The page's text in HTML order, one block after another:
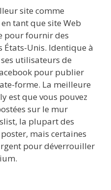
site comme
tant que site Web
pour fournir des
États-Unis. Identique à
utilisateurs de
pour publier
forme. La meilleure
est que vous pouvez
sur le mur
la plupart des
mais certaines
pour déverrouiller